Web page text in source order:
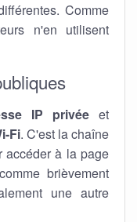
Comme
n'en utilisent
IP privée et
Fi. C'est la chaîne
accéder à la page
brièvement
une autre